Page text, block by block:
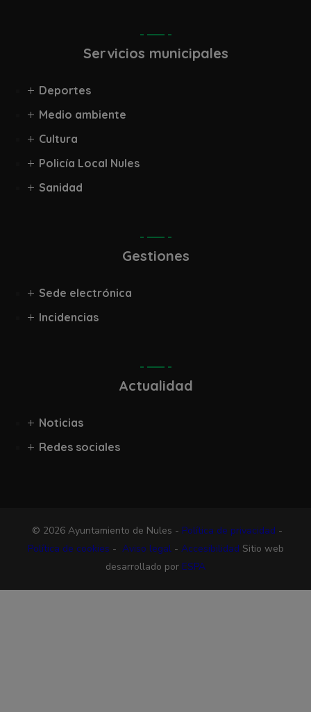
Servicios municipales
Deportes
Medio ambiente
Cultura
Policía Local Nules
Sanidad
Gestiones
Sede electrónica
Incidencias
Actualidad
Noticias
Redes sociales
© 2026 Ayuntamiento de Nules - Política de privacidad -
Política de cookies - Aviso legal- Accesibilidad Sitio web
desarrollado por ESPA